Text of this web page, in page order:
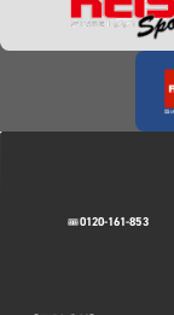
0120-161-853